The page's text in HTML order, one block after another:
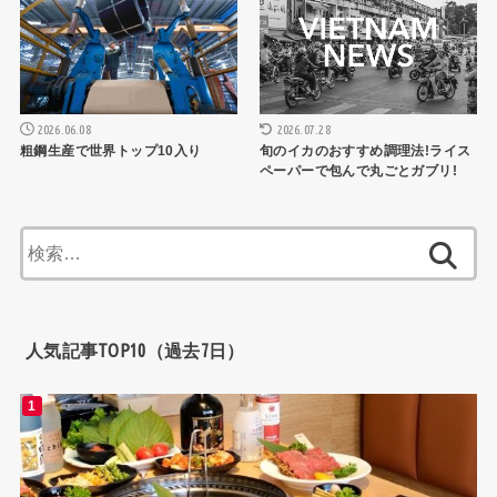
2026.06.08
粗鋼生産で世界トップ10入り
2026.07.28
旬のイカのおすすめ調理法!ライス
ペーパーで包んで丸ごとガブリ!
索:
人気記事TOP10（過去7日）